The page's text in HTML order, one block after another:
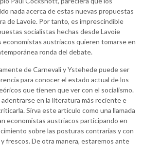
nada acerca de estas nuevas propuestas
de Lavoie. Por tanto, es imprescindible
socialistas hechas desde Lavoie
economistas austriacos quieren tomarse en
ronda del debate.
de Carnevali y Ystehede puede ser
para conocer el estado actual de los
que tienen que ver con el socialismo.
en la literatura más reciente e
Sirva este artículo como una llamada
economistas austriacos participando en
sobre las posturas contrarias y con
frescos. De otra manera, estaremos ante